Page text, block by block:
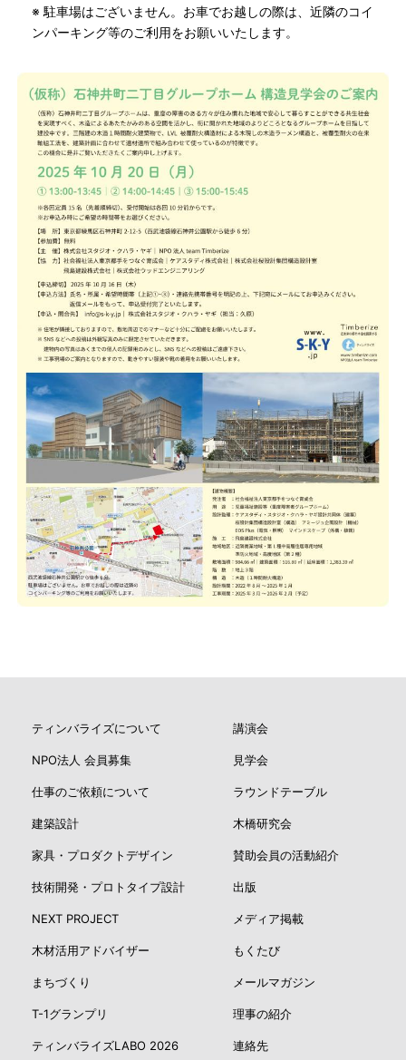
※ 駐車場はございません。お車でお越しの際は、近隣のコイ
ンパーキング等のご利用をお願いいたします。
ティンバライズについて
NPO法人 会員募集
仕事のご依頼について
建築設計
家具・プロダクトデザイン
技術開発・プロトタイプ設計
NEXT PROJECT
木材活用アドバイザー
まちづくり
T-1グランプリ
ティンバライズLABO 2026
講演会
見学会
ラウンドテーブル
木橋研究会
賛助会員の活動紹介
出版
メディア掲載
もくたび
メールマガジン
理事の紹介
連絡先